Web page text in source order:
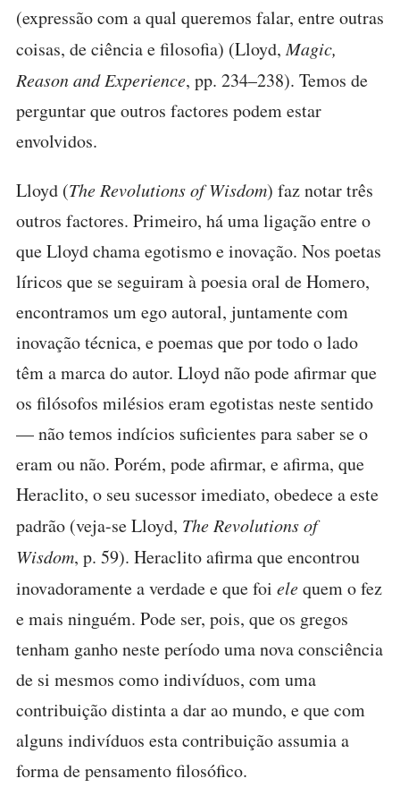
(expressão com a qual queremos falar, entre outras
coisas, de ciência e filosofia) (Lloyd,Magic,
Reason and Experience, pp. 234–238). Temos de
perguntar que outros factores podem estar
envolvidos.
Lloyd (The Revolutions of Wisdom) faz notar três
outros factores. Primeiro, há uma ligação entre o
que Lloyd chama egotismo e inovação. Nos poetas
líricos que se seguiram à poesia oral de Homero,
encontramos um ego autoral, juntamente com
inovação técnica, e poemas que por todo o lado
têm a marca do autor. Lloyd não pode afirmar que
os filósofos milésios eram egotistas neste sentido
— não temos indícios suficientes para saber se o
eram ou não. Porém, pode afirmar, e afirma, que
Heraclito, o seu sucessor imediato, obedece a este
padrão (veja-se Lloyd, The Revolutions of
Wisdom, p. 59). Heraclito afirma que encontrou
inovadoramente a verdade e que foi elequem o fez
e mais ninguém. Pode ser, pois, que os gregos
tenham ganho neste período uma nova consciência
de si mesmos como indivíduos, com uma
contribuição distinta a dar ao mundo, e que com
alguns indivíduos esta contribuição assumia a
forma de pensamento filosófico.